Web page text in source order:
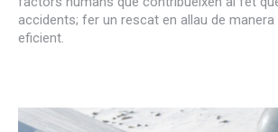
accidents; fer un rescat en allau de
eficient.